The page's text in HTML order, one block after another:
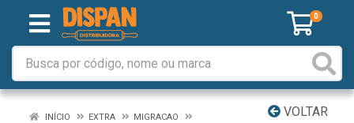
0
VOLTAR
INÍCIO EXTRA
MIGRACAO